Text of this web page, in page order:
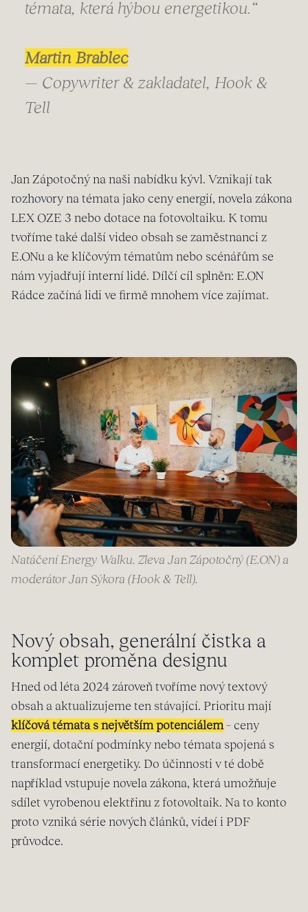
témata, která hýbou energetikou.“
Martin Brablec
— Copywriter & zakladatel, Hook &
Tell
Jan Zápotočný na naši nabídku kývl. Vznikají tak
rozhovory na témata jako ceny energií, novela zákona
LEX OZE 3 nebo dotace na fotovoltaiku. K tomu
tvoříme také další video obsah se zaměstnanci z
E.ONu a ke klíčovým tématům nebo scénářům se
nám vyjadřují interní lidé. Dílčí cíl splněn: E.ON
Rádce začíná lidi ve firmě mnohem více zajímat.
Natáčení Energy Walku. Zleva Jan Zápotočný (E.ON) a
moderátor Jan Sýkora (Hook & Tell).
Nový obsah, generální čistka a
komplet proměna designu
Hned od léta 2024 zároveň tvoříme nový textový
obsah a aktualizujeme ten stávající. Prioritu mají
klíčová témata s největším potenciálem– ceny
energií, dotační podmínky nebo témata spojená s
transformací energetiky. Do účinnosti v té době
například vstupuje novela zákona, která umožňuje
sdílet vyrobenou elektřinu z fotovoltaik. Na to konto
proto vzniká série nových článků, videí i PDF
průvodce.